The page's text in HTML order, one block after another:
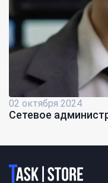
02 октября 2024
Сетевое
Логотип